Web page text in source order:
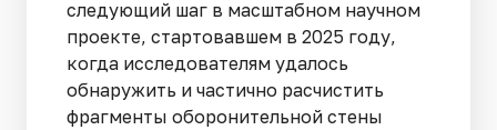
следующий шаг в масштабном научном
проекте, стартовавшем в 2025 году,
когда исследователям удалось
обнаружить и частично расчистить
фрагменты оборонительной стены